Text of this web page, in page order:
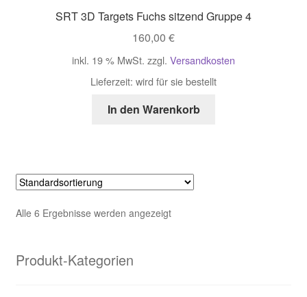
SRT 3D Targets Fuchs sitzend Gruppe 4
160,00 €
inkl. 19 % MwSt. zzgl. Versandkosten
Lieferzeit: wird für sie bestellt
In den Warenkorb
Alle 6 Ergebnisse werden angezeigt
Produkt-Kategorien